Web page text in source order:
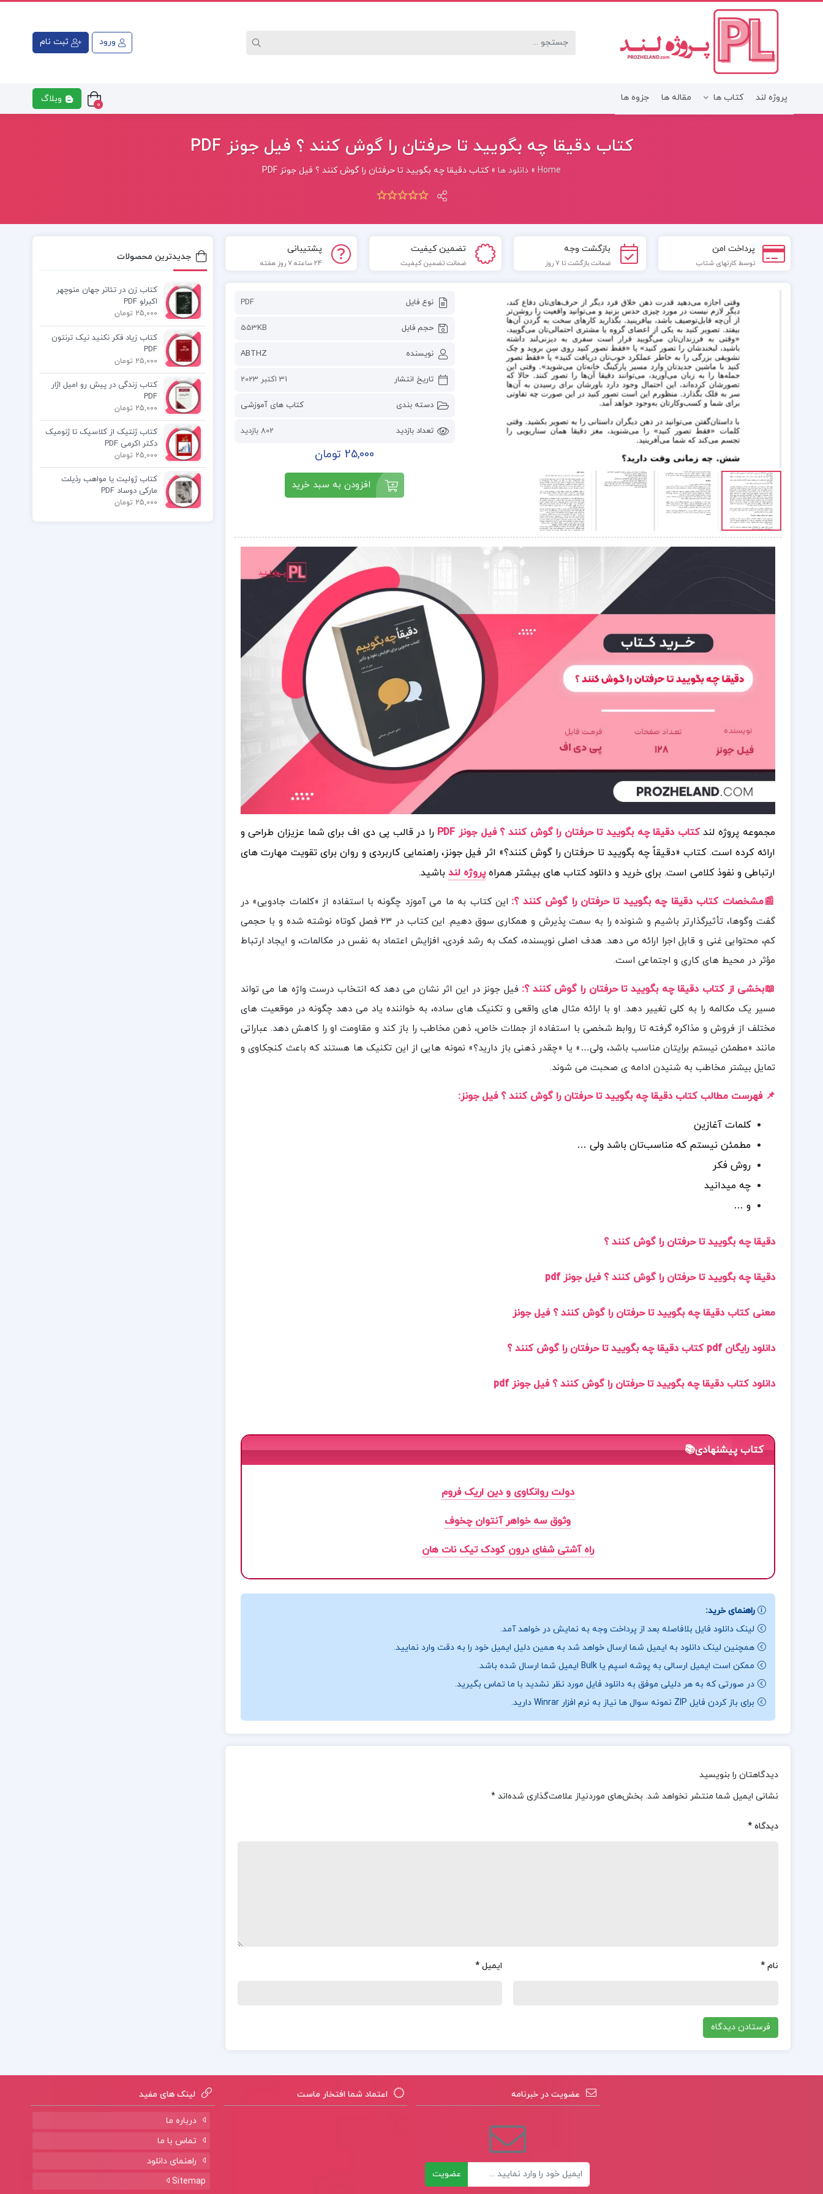
ورود ثبت نام
پروژه لند کتاب ها مقاله ها جزوه ها
0 وبلاگ
کتاب دقیقا چه بگویید تا حرفتان را گوش کنند ؟ فیل جونز PDF
Home
» دانلود ها »کتاب دقیقا چه بگویید تا حرفتان را گوش کنند ؟ فیل جونز PDF
پرداخت امن
توسط کارتهای شتاب
بازگشت وجه
ضمانت بازگشت تا 7 روز
تضمین کیفیت
ضمانت تضمین کیفیت
پشتیبانی
24 ساعته 7 روز هفته
نوع فایل PDF
حجم فایل 553KB
نویسنده ABTHZ
تاریخ انتشار 31 اکتبر 2023
دسته بندی کتاب های آموزشی
تعداد بازدید 802 بازدید
25,000 تومان
افزودن به سبد خرید
مجموعه پروژه لندکتاب دقیقا چه بگویید تا حرفتان را گوش کنند ؟ فیل جونز PDF
را در قالب پی دی اف برای شما عزیزان طراحی و
ارائه کرده است. کتاب «دقیقاً چه بگویید تا حرفتان را گوش کنند؟» اثر فیل جونز، راهنمایی کاربردی و روان برای تقویت مهارت های
ارتباطی و نفوذ کلامی است. برای خرید و دانلود کتاب های بیشتر همراهپروژه لند باشید.
📰مشخصات کتاب دقیقا چه بگویید تا حرفتان را گوش کنند ؟: این کتاب به ما می آموزد چگونه با استفاده از «کلمات جادویی» در
گفت وگوها، تأثیرگذارتر باشیم و شنونده را به سمت پذیرش و همکاری سوق دهیم. این کتاب در ۲۳ فصل کوتاه نوشته شده و با حجمی
کم، محتوایی غنی و قابل اجرا ارائه می دهد. هدف اصلی نویسنده، کمک به رشد فردی، افزایش اعتماد به نفس در مکالمات، و ایجاد ارتباط
مؤثر در محیط های کاری و اجتماعی است.
📖بخشیاز کتاب دقیقا چه بگویید تا حرفتان را گوش کنند ؟: فیل جونز در این اثر نشان می دهد که انتخاب درست واژه ها می تواند
مسیر یک مکالمه را به کلی تغییر دهد. او با ارائه مثال های واقعی و تکنیک های ساده، به خواننده یاد می دهد چگونه در موقعیت های
مختلف از فروش و مذاکره گرفته تا روابط شخصی با استفاده از جملات خاص، ذهن مخاطب را باز کند و مقاومت او را کاهش دهد. عباراتی
مانند «مطمئن نیستم برایتان مناسب باشد، ولی…» یا «چقدر ذهنی باز دارید؟» نمونه هایی از این تکنیک ها هستند که باعث کنجکاوی و
تمایل بیشتر مخاطب به شنیدن ادامه ی صحبت می شوند.
📌 فهرست مطالب کتاب دقیقا چه بگویید تا حرفتان را گوش کنند ؟ فیل جونز:
کلمات آغازین
مطمئن نیستم که مناسب‌تان باشد ولی …
روش فکر
چه میدانید
و …
دقیقا چه بگویید تا حرفتان را گوش کنند ؟
دقیقا چه بگویید تا حرفتان را گوش کنند ؟ فیل جونز pdf
معنی کتاب دقیقا چه بگویید تا حرفتان را گوش کنند ؟ فیل جونز
دانلود رایگان pdf کتاب دقیقا چه بگویید تا حرفتان را گوش کنند ؟
دانلود کتاب دقیقا چه بگویید تا حرفتان را گوش کنند ؟ فیل جونز pdf
کتاب پیشنهادی📚
دولت روانکاوی و دین اریک فروم
وثوق سه خواهر آنتوان چخوف
راه آشتی شفای درون کودک تیک نات هان
راهنمای خرید:
لینک دانلود فایل بلافاصله بعد از پرداخت وجه به نمایش در خواهد آمد.
همچنین لینک دانلود به ایمیل شما ارسال خواهد شد به همین دلیل ایمیل خود را به دقت وارد نمایید.
ممکن است ایمیل ارسالی به پوشه اسپم یا Bulk ایمیل شما ارسال شده باشد.
در صورتی که به هر دلیلی موفق به دانلود فایل مورد نظر نشدید با ما تماس بگیرید.
برای باز کردن فایل ZIP نمونه سوال ها نیاز به نرم افزار Winrar دارید.
دیدگاهتان را بنویسید
نشانی ایمیل شما منتشر نخواهد شد. بخش‌های موردنیاز علامت‌گذاری شده‌اند*
دیدگاه*
نام* ایمیل *
جدیدترین محصولات
کتاب زن در تئاتر جهان منوچهر
اکبرلو PDF
25,000 تومان
کتاب زیاد فکر نکنید نیک ترنتون
PDF
25,000 تومان
کتاب زندگی در پیش رو امیل اژار
PDF
25,000 تومان
کتاب ژنتیک از کلاسیک تا ژنومیک
دکتر اکرمی PDF
25,000 تومان
کتاب ژولیت یا مواهب رذیلت
مارکی دوساد PDF
25,000 تومان
عضویت در خبرنامه
ایمیل عضویت
اعتماد شما افتخار ماست لینک های مفید
درباره ما
تماس با ما
راهنمای دانلود
Sitemap